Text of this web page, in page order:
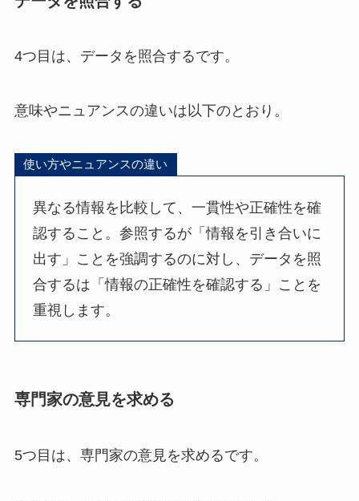
4つ目は、データを照合するです。
意味やニュアンスの違いは以下のとおり。
使い方やニュアンスの違い
異なる情報を比較して、一貫性や正確性を確
認すること。参照するが「情報を引き合いに
出す」ことを強調するのに対し、データを照
合するは「情報の正確性を確認する」ことを
重視します。
専門家の意見を求める
5つ目は、専門家の意見を求めるです。